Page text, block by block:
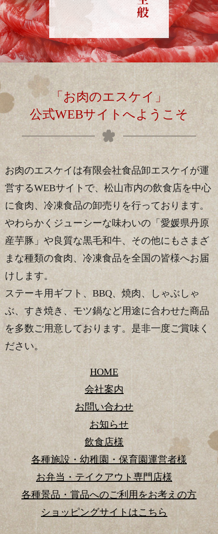
「お肉のエスケイ」
公式WEBサイトへようこそ
お肉のエスケイは有限会社食品卸エスケイが運
営するWEBサイトで、 松山市内の飲食店を中心
に食肉、冷凍食品の卸売りを行っております。
やわらかくジューシーな味わいの「愛媛県丹原
産芋豚」や良質な黒毛和牛、 その他にもさまざ
まな種類の食肉、冷凍食品を全国の皆様へお届
けします。
ステーキ用ギフト、BBQ、焼肉、しゃぶしゃ
ぶ、すき焼き、モツ鍋など用途に合わせた商品
を多数ご用意しております。是非一度ご賞味く
ださい。
HOME
会社案内
お問い合わせ
お知らせ
飲食店様
各種施設・幼稚園・保育園運営者様
お弁当・テイクアウト専門店様
各種景品・賞品へのご利用をお考えの方
ショッピングサイトはこちら